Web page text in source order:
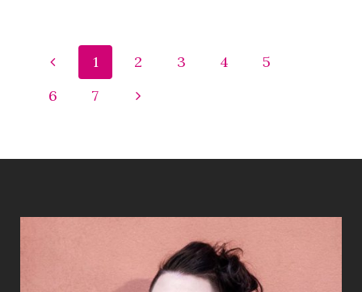
1 2 3 4
5
6
7